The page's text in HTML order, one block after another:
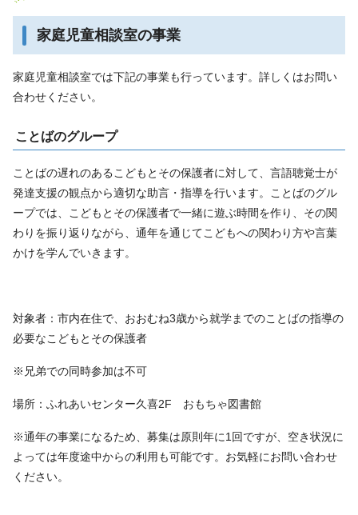
家庭児童相談室の事業
家庭児童相談室では下記の事業も行っています。詳しくはお問い
合わせください。
ことばのグループ
ことばの遅れのあるこどもとその保護者に対して、言語聴覚士が
発達支援の観点から適切な助言・指導を行います。ことばのグル
ープでは、こどもとその保護者で一緒に遊ぶ時間を作り、その関
わりを振り返りながら、通年を通じてこどもへの関わり方や言葉
かけを学んでいきます。
対象者：市内在住で、おおむね3歳から就学までのことばの指導の
必要なこどもとその保護者
※兄弟での同時参加は不可
場所：ふれあいセンター久喜2F おもちゃ図書館
※通年の事業になるため、募集は原則年に1回ですが、空き状況に
よっては年度途中からの利用も可能です。お気軽にお問い合わせ
ください。